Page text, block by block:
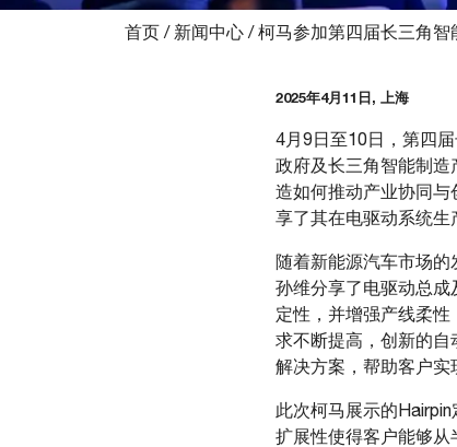
首页 / 新闻中心 /柯马参加第四届长三角智
2025年4月11日, 上海
4月9日至10日，第四
政府及长三角智能制
造如何推动产业协同
享了其在电驱动系统生
随着新能源汽车市场
孙维分享了电驱动总
定性，并增强产线柔
求不断提高，创新的
解决方案，帮助客户实
此次柯马展示的
扩展性使得客户能够